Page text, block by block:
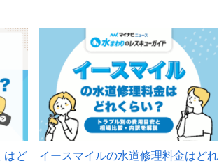
はど
イースマイルの水道修理料金はどれ